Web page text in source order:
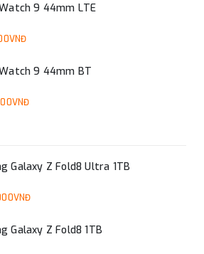
9 44mm LTE
9 44mm BT
Galaxy Z Fold8 Ultra 1TB
Galaxy Z Fold8 1TB